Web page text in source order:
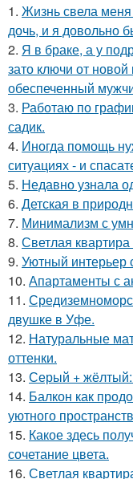
1. Жизнь свела
дочь, и я довольно
2. Я в браке, а у
зато ключи от
обеспеченный
3. Работаю по
садик.
4. Иногда помощь
ситуациях - и
5. Недавно узнала
6. Детская в
7. Минимализм с
8. Светлая
9. Уютный интерьер
10. Апартаменты с
11.
двушке в Уфе.
12. Натуральные
оттенки.
13. Серый + жёлтый:
14. Балкон как
уютного
15. Какое здесь
сочетание цвета.
16. Светлая